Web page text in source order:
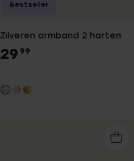
Zilveren armband 2 harten
29 99
Bestseller